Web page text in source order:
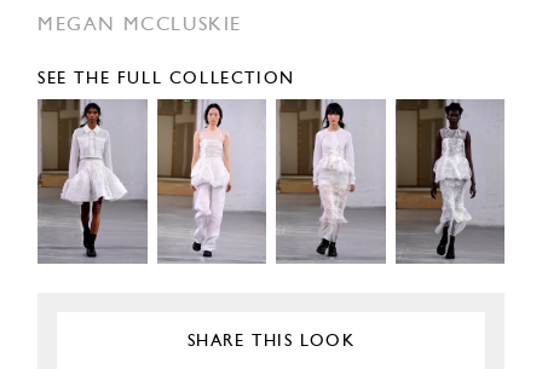
MEGAN MCCLUSKIE
SEE THE FULL COLLECTION
SHARE THIS LOOK